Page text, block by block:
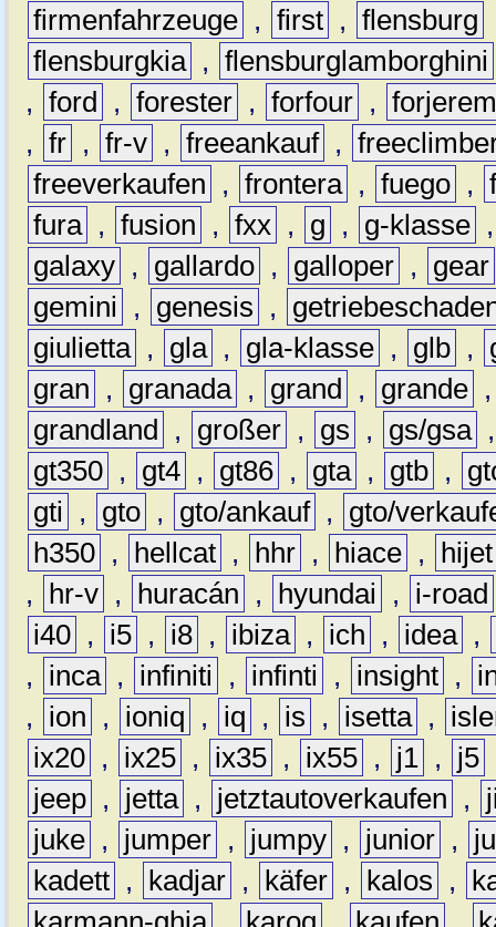
firmenfahrzeuge , first , flensburg
flensburgkia , flensburglamborghini
, ford , forester , forfour ,
, fr , fr-v , freeankauf ,
freeverkaufen
, frontera , fuego ,
fura , fusion , fxx , g , g-klasse
galaxy , gallardo , galloper ,
gear
gemini
, genesis ,
giulietta , gla , gla-klasse , glb ,
gran
, granada , grand , grande
grandland
, großer , gs , gs/gsa
gt350 , gt4 , gt86 , gta , gtb ,
gti
, gto , gto/ankauf ,
gto/
h350 , hellcat , hhr , hiace ,
hijet
,
hr-v , huracán , hyundai ,
i-road
i40 , i5 , i8 , ibiza , ich , idea ,
,
inca , infiniti , infinti , insight ,
,
ion , ioniq , iq , is , isetta ,
ix20 , ix25 , ix35 , ix55 , j1 , j5
jeep , jetta , jetztautoverkaufen ,
juke , jumper , jumpy , junior ,
kadett , kadjar , käfer , kalos ,